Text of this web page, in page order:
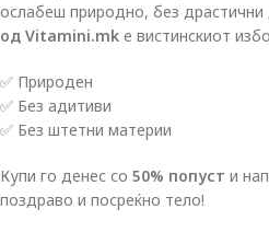
ослабеш природно, без драстични
од Vitamini.mk е вистинскиот
✅ Природен
✅ Без адитиви
✅ Без штетни материи
Купи го денес со 50% попуст и
поздраво и посреќно тело!